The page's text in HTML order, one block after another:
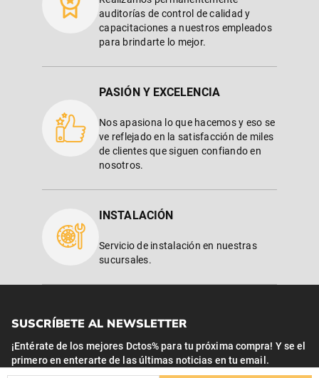
auditorías de control de calidad y
capacitaciones a nuestros empleados
para brindarte lo mejor.
PASIÓN Y EXCELENCIA
Nos apasiona lo que hacemos y eso se
ve reflejado en la satisfacción de miles
de clientes que siguen confiando en
nosotros.
INSTALACIÓN
Servicio de instalación en nuestras
sucursales.
SUSCRÍBETE AL NEWSLETTER
¡Entérate de los mejores Dctos% para tu próxima compra! Y se el
primero en enterarte de las últimas noticias en tu email.